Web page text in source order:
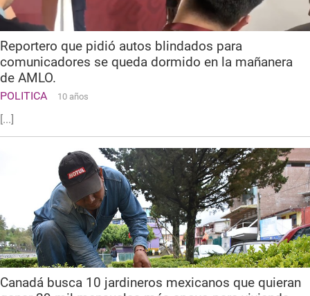
Reportero que pidió autos blindados para
comunicadores se queda dormido en la mañanera
de AMLO.
POLITICA 10 años
[...]
Canadá busca 10 jardineros mexicanos que quieran